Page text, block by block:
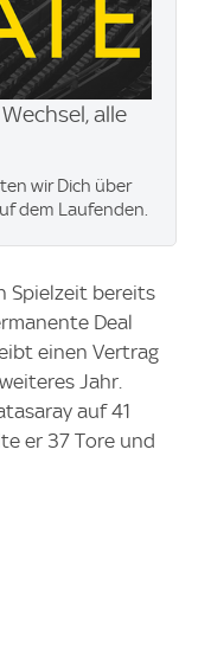
alle
wir Dich über
dem Laufenden.
Spielzeit bereits
Deal
einen Vertrag
Jahr.
auf 41
er 37 Tore und